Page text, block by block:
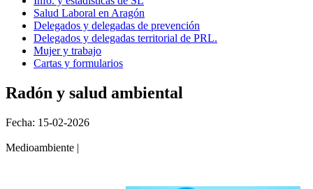
Salud Laboral en Aragón
Delegados y delegadas de prevención
Delegados y delegadas territorial de PRL.
Mujer y trabajo
Cartas y formularios
Radón y salud ambiental
Fecha: 15-02-2026
Medioambiente |